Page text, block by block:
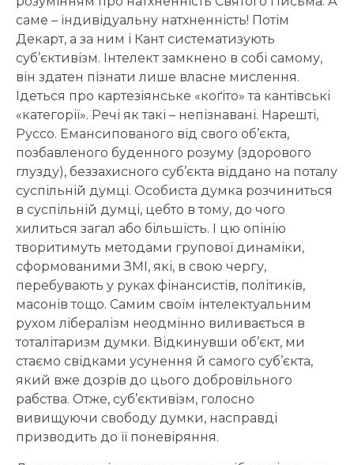
саме – індивідуальну натхненність! Потім
Декарт, а за ним і Кант систематизують
суб’єктивізм. Інтелект замкнено в собі самому,
він здатен пізнати лише власне мислення.
Ідеться про картезіянське «коґіто» та кантівські
«категорії». Речі як такі – непізнавані. Нарешті,
Руссо. Емансипованого від свого об’єкта,
позбавленого буденного розуму (здорового
глузду), беззахисного суб’єкта віддано на поталу
суспільній думці. Особиста думка розчиниться
в суспільній думці, цебто в тому, до чого
хилиться загал або більшість. І цю опінію
творитимуть методами групової динаміки,
сформованими ЗМІ, які, в свою чергу,
перебувають у руках фінансистів, політиків,
масонів тощо. Самим своїм інтелектуальним
рухом лібералізм неодмінно виливається в
тоталітаризм думки. Відкинувши об’єкт, ми
стаємо свідками усунення й самого суб’єкта,
який вже дозрів до цього добровільного
рабства. Отже, суб’єктивізм, голосно
вивищуючи свободу думки, насправді
призводить до її поневіряння.